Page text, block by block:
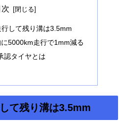
次
して残り溝は3.5mm
5000km走行で1mm減る
認タイヤとは
て残り溝は3.5mm